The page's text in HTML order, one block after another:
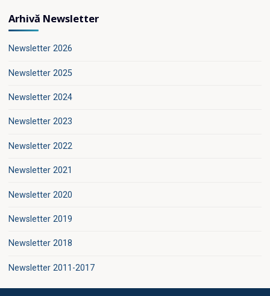
Arhivă Newsletter
Newsletter 2026
Newsletter 2025
Newsletter 2024
Newsletter 2023
Newsletter 2022
Newsletter 2021
Newsletter 2020
Newsletter 2019
Newsletter 2018
Newsletter 2011-2017